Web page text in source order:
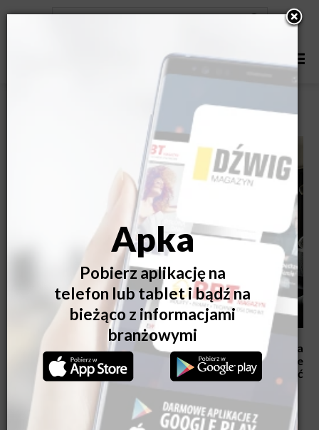
Dlaczego nie warto oszczędzać na oknach?
Budując dom, łatwo wpaść w pułapkę szukania
oszczędności tam, gdzie na pierwszy rzut oka różnice
wydają się niewielkie. To błąd, który może kosztować
dużo pieniędzy i… nerwów. Dlaczego? Wyjaśniamy.